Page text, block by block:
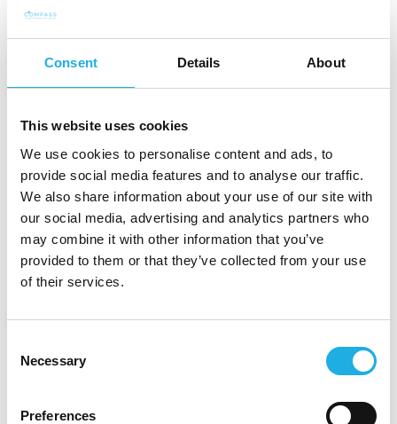
Consent Details About
This website uses cookies
We use cookies to personalise content and ads, to
provide social media features and to analyse our traffic.
We also share information about your use of our site with
our social media, advertising and analytics partners who
may combine it with other information that you’ve
provided to them or that they’ve collected from your use
of their services.
Selection
Necessary
Preferences
Send en kortfattet søknad med CV til oss.Ta
uforpliktende samtale om du ønsker mer
informasjon.
CV og søknad sendes via søknadsknappen
snarest. I henhold til GDPR ber vi deg ikke
sende CV og andre personopplysninger direkte
til kontaktpersonen.